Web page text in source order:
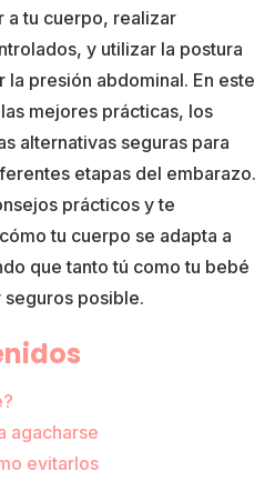
a tu cuerpo, realizar
y utilizar la postura
la presión abdominal. En este
mejores prácticas, los
alternativas seguras para
etapas del embarazo.
prácticos y te
tu cuerpo se adapta a
que tanto tú como tu bebé
posible.
agacharse
evitarlos